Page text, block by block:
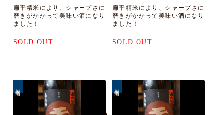
扁平精米により、シャープさに
磨きがかかって美味い酒になり
ました！
SOLD OUT
扁平精米により、シャープさに
磨きがかかって美味い酒になり
ました！
SOLD OUT